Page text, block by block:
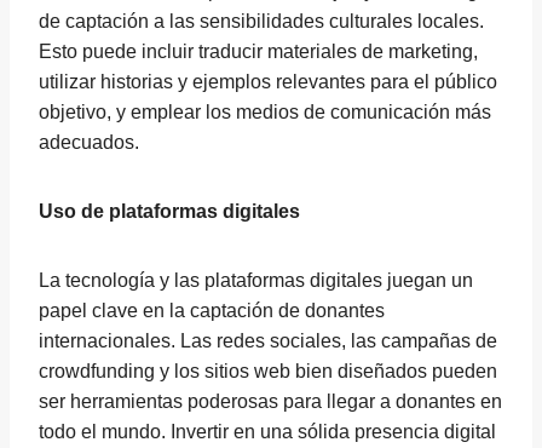
de captación a las sensibilidades culturales locales.
Esto puede incluir traducir materiales de marketing,
utilizar historias y ejemplos relevantes para el público
objetivo, y emplear los medios de comunicación más
adecuados.
Uso de plataformas digitales
La tecnología y las plataformas digitales juegan un
papel clave en la captación de donantes
internacionales. Las redes sociales, las campañas de
crowdfunding y los sitios web bien diseñados pueden
ser herramientas poderosas para llegar a donantes en
todo el mundo. Invertir en una sólida presencia digital